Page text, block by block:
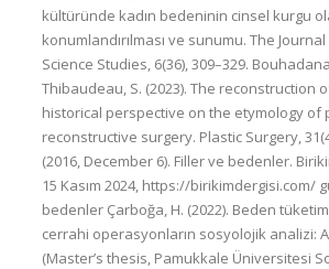
kültüründe kadın bedeninin cinsel kurgu
konumlandırılması ve sunumu. The
Science Studies, 6(36), 309–329.
Thibaudeau, S. (2023). The reconstruction
historical perspective on the etymology of
reconstructive surgery. Plastic Surgery,
(2016, December 6). Filler ve bedenler.
15 Kasım 2024, https://birikimdergisi.com/
bedenler Çarboğa, H. (2022). Beden
cerrahi operasyonların sosyolojik analizi:
(Master’s thesis, Pamukkale Üniversitesi